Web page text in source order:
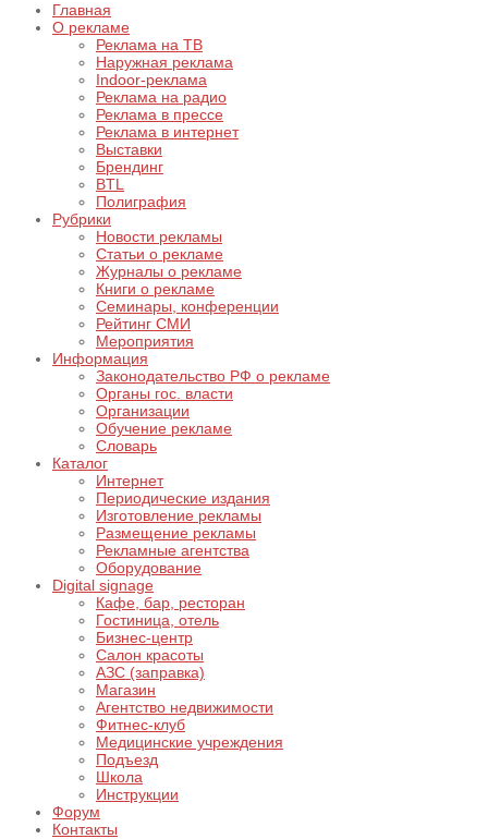
Главная
О рекламе
Реклама на ТВ
Наружная реклама
Indoor-реклама
Реклама на радио
Реклама в прессе
Реклама в интернет
Выставки
Брендинг
BTL
Полиграфия
Рубрики
Новости рекламы
Статьи о рекламе
Журналы о рекламе
Книги о рекламе
Семинары, конференции
Рейтинг СМИ
Мероприятия
Информация
Законодательство РФ о рекламе
Органы гос. власти
Организации
Обучение рекламе
Словарь
Каталог
Интернет
Периодические издания
Изготовление рекламы
Размещение рекламы
Рекламные агентства
Оборудование
Digital signage
Кафе, бар, ресторан
Гостиница, отель
Бизнес-центр
Салон красоты
АЗС (заправка)
Магазин
Агентство недвижимости
Фитнес-клуб
Медицинские учреждения
Подъезд
Школа
Инструкции
Форум
Контакты